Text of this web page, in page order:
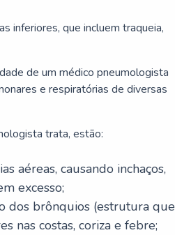
inferiores, que incluem traqueia,
de um médico pneumologista
e respiratórias de diversas
trata, estão:
aéreas, causando inchaços,
excesso;
dos brônquios (estrutura que
nas costas, coriza e febre;